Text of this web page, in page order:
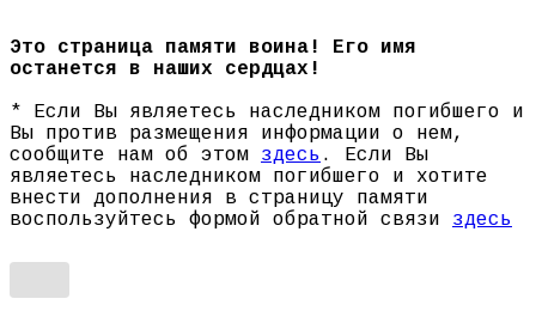
Это страница памяти воина! Его имя
останется в наших сердцах!
* Если Вы являетесь наследником погибшего и
Вы против размещения информации о нем,
сообщите нам об этом здесь . Если Вы
являетесь наследником погибшего и хотите
внести дополнения в страницу памяти
воспользуйтесь формой обратной связи здесь